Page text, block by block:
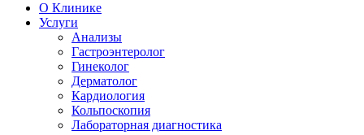
О Клинике
Услуги
Анализы
Гастроэнтеролог
Гинеколог
Дерматолог
Кардиология
Кольпоскопия
Лабораторная диагностика